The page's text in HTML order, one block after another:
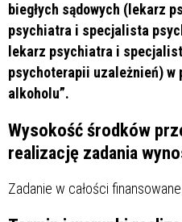
biegłych sądowych (lekarz
psychiatra i specjalista
lekarz psychiatra i
psychoterapii uzależnień) w
alkoholu”.
Wysokość środków
realizację zadania
Zadanie w całości